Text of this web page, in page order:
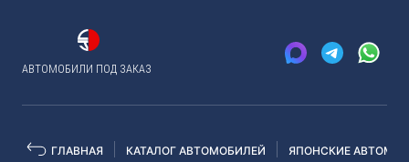
АВТОМОБИЛИ ПОД ЗАКАЗ
ГЛАВНАЯ КАТАЛОГ АВТОМОБИЛЕЙ ЯПОНСКИЕ